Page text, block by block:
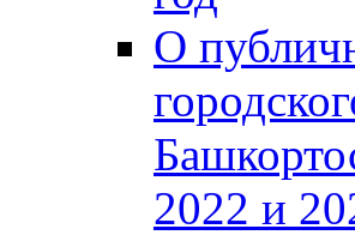
О
2022 и